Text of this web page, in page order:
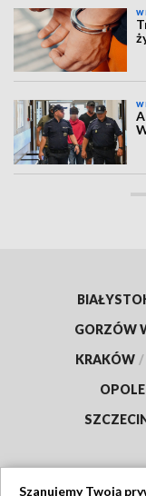
GORZÓW
KRAKÓW /
OPOLE
Szanujemy Twoją